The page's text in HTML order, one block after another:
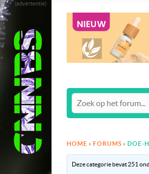
(advertentie)
HOME › FORUMS › DOE-
Deze categorie bevat 251